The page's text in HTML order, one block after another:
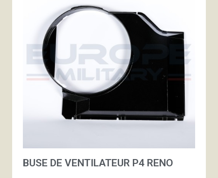
BUSE DE VENTILATEUR P4 RENO